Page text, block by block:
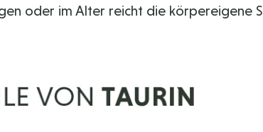
oder im Alter reicht die körpereigene